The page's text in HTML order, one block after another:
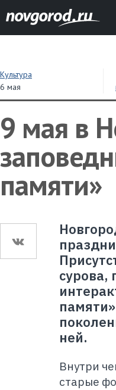
Культура
6 мая
9 мая в
памяти»
сурова,
ней.
Внутри
старые